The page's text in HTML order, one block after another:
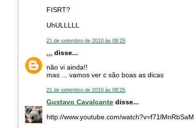
FISRT?
UhULLLLL
21 de setembro de 2010 às 08:25
... disse...
não vi ainda!!
mas ... vamos ver c são boas as dicas
21 de setembro de 2010 às 08:25
Gustavo Cavalcante disse...
http://www.youtube.com/watch?v=f71lMnRbSaM